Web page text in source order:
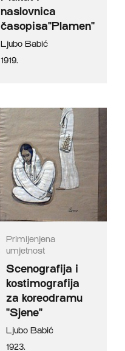
naslovnica
časopisa"Plamen"
Ljubo Babić
1919.
Primijenjena
umjetnost
Scenografija i
kostimografija
za koreodramu
"Sjene"
Ljubo Babić
1923.